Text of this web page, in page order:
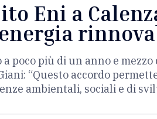
Eni a
poco più di un anno e
“Questo accordo
ambientali, sociali e di